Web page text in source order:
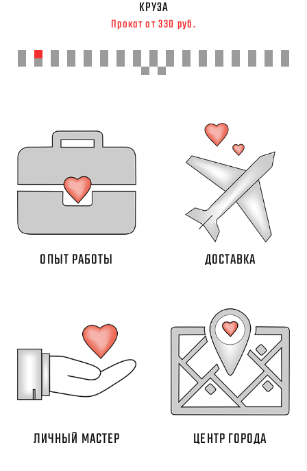
КРУЗА
Прокат от 330 руб.
ОПЫТ РАБОТЫ ДОСТАВКА
ЛИЧНЫЙ МАСТЕР ЦЕНТР ГОРОДА